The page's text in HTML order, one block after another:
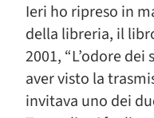
Ieri ho ripreso in
della libreria, il
2001, “L’odore
aver visto la
invitava uno dei